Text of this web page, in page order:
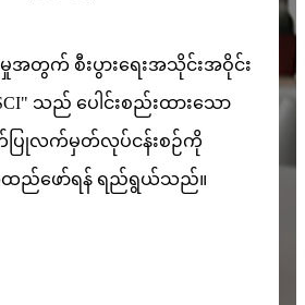
အတွက် စီးပွားရေးအသိုင်းအဝိုင်း
သည် ပေါင်းစည်းထားသော
ြုလက်မှတ်လုပ်ငန်းစဉ်ကို
ည်ဖော်ရန် ရည်ရွယ်သည်။